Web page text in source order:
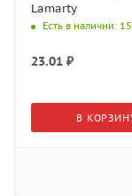
Lamarty
Есть в наличии:
23.01 ₽
В